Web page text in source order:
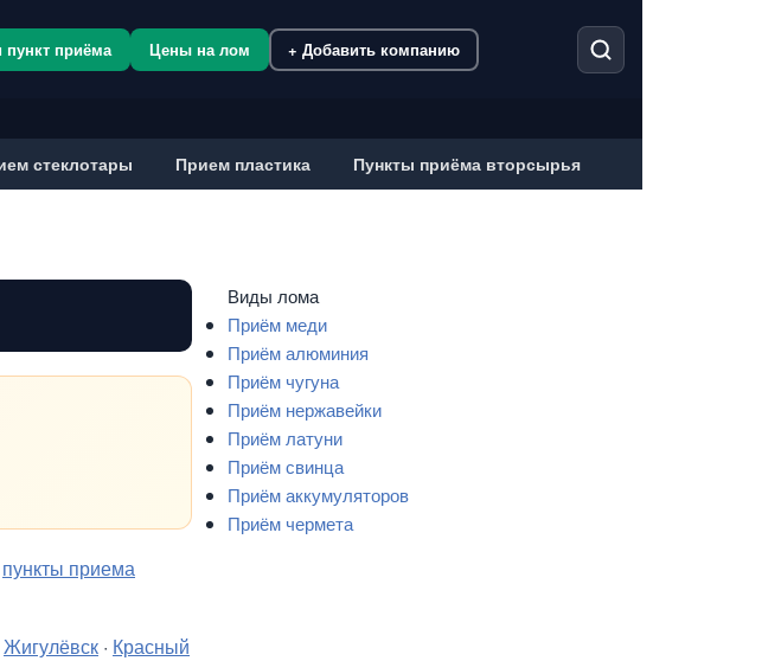
пункт приёма Цены на лом + Добавить компанию
стеклотары Прием пластика Пункты приёма вторсырья
пункты приема
Жигулёвск · Красный
Виды лома
Приём меди
Приём алюминия
Приём чугуна
Приём нержавейки
Приём латуни
Приём свинца
Приём аккумуляторов
Приём чермета